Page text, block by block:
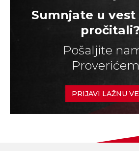
Sumnjate u vest
pročitali?
Pošaljite
PRIJAVI LAŽNU